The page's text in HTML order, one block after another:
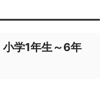
学1年生～6年